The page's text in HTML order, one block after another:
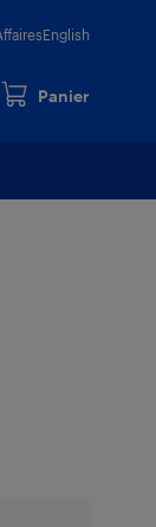
English
Panier